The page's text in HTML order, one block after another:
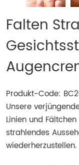
Falten
Produkt-Code:
Unsere
Linien und
strahlendes
wiederherzustellen.